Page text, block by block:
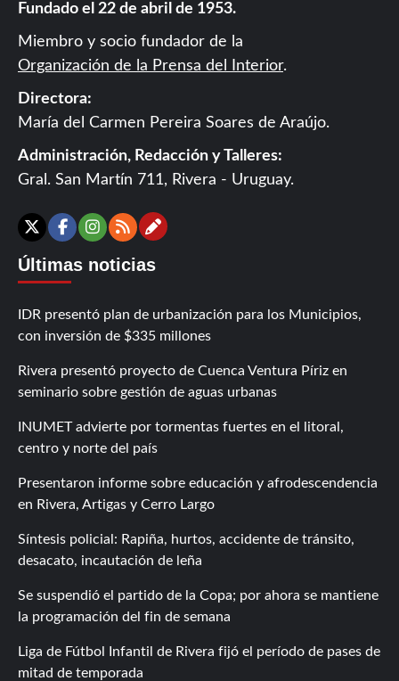
Fundado el 22 de abril de 1953.
Miembro y socio fundador de la
Organización de la Prensa del Interior.
Directora:
María del Carmen Pereira Soares de Araújo.
Administración, Redacción y Talleres:
Gral. San Martín 711, Rivera - Uruguay.
X Facebook
Instagram
RSSContáctanos
Últimas noticias
IDR presentó plan de urbanización para los Municipios,
con inversión de $335 millones
Rivera presentó proyecto de Cuenca Ventura Píriz en
seminario sobre gestión de aguas urbanas
INUMET advierte por tormentas fuertes en el litoral,
centro y norte del país
Presentaron informe sobre educación y afrodescendencia
en Rivera, Artigas y Cerro Largo
Síntesis policial: Rapiña, hurtos, accidente de tránsito,
desacato, incautación de leña
Se suspendió el partido de la Copa; por ahora se mantiene
la programación del fin de semana
Liga de Fútbol Infantil de Rivera fijó el período de pases de
mitad de temporada